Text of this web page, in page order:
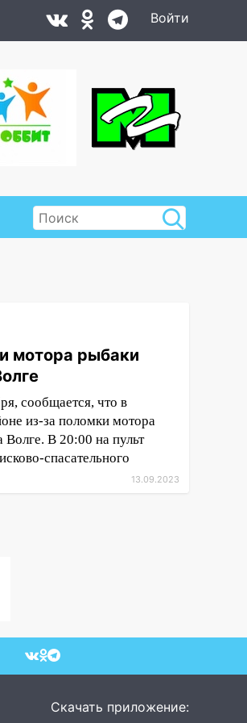
Войти
мотора рыбаки
сообщается, что в
из-за поломки мотора
Волге. В 20:00 на пульт
спасательного
13.09.2023
Скачать приложение: